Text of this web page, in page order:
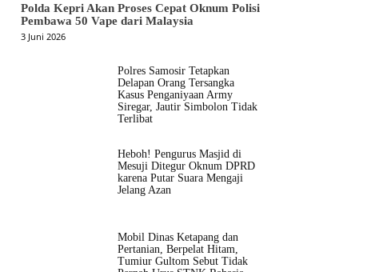
Polda Kepri Akan Proses Cepat Oknum Polisi
Pembawa 50 Vape dari Malaysia
3 Juni 2026
Polres Samosir Tetapkan
Delapan Orang Tersangka
Kasus Penganiyaan Army
Siregar, Jautir Simbolon Tidak
Terlibat
Heboh! Pengurus Masjid di
Mesuji Ditegur Oknum DPRD
karena Putar Suara Mengaji
Jelang Azan
Mobil Dinas Ketapang dan
Pertanian, Berpelat Hitam,
Tumiur Gultom Sebut Tidak